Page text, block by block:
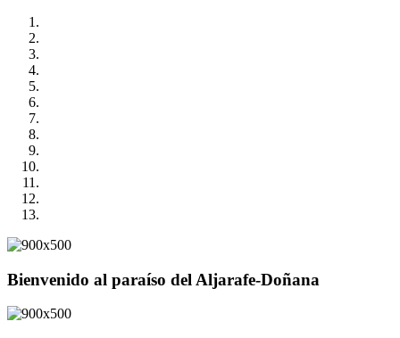
Bienvenido al paraíso del Aljarafe-Doñana